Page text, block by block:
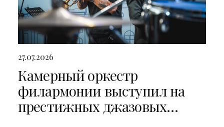
27.07.2026
Камерный оркестр
филармонии выступил на
престижных джазовых